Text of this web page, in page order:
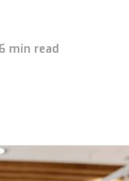
6 min read